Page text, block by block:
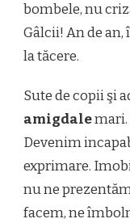
bombele, nu
Gâlcii! An de
la tăcere.
Sute de copii şi
amigdalemari.
Devenim
exprimare.
nu ne
facem, ne